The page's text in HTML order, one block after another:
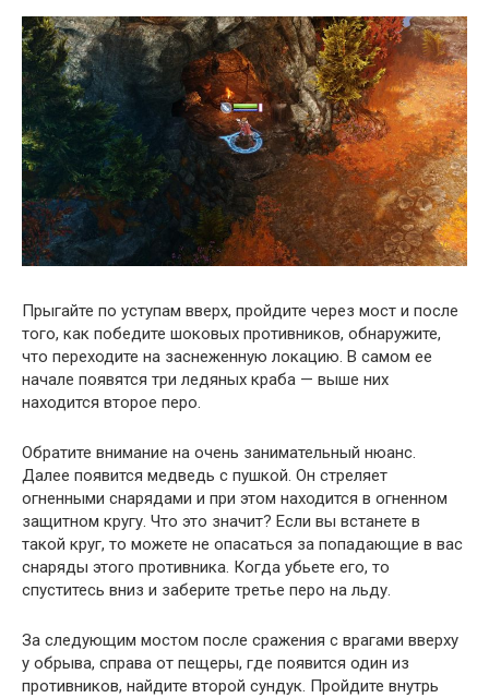
Прыгайте по уступам вверх, пройдите через мост и после
того, как победите шоковых противников, обнаружите,
что переходите на заснеженную локацию. В самом ее
начале появятся три ледяных краба — выше них
находится второе перо.
Обратите внимание на очень занимательный нюанс.
Далее появится медведь с пушкой. Он стреляет
огненными снарядами и при этом находится в огненном
защитном кругу. Что это значит? Если вы встанете в
такой круг, то можете не опасаться за попадающие в вас
снаряды этого противника. Когда убьете его, то
спуститесь вниз и заберите третье перо на льду.
За следующим мостом после сражения с врагами вверху
у обрыва, справа от пещеры, где появится один из
противников, найдите второй сундук. Пройдите внутрь